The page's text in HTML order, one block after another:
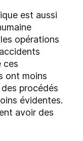
est aussi
opérations
ces
ont moins
procédés
évidentes.
avoir des